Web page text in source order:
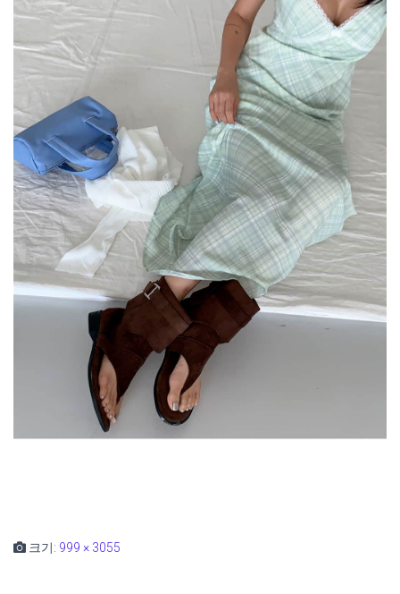
크기: 999 × 3055